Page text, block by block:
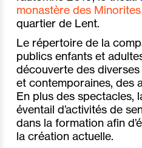
monastère des Minorites
quartier de Lent.
Le répertoire de la
publics enfants et
découverte des
et contemporaines, des
En plus des spectacles,
éventail d’activités de
dans la formation afin
la création actuelle.